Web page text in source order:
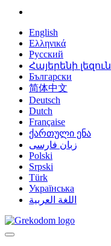
English
Ελληνικά
Русский
Հայերենի լեզուն
Български
简体中文
Deutsch
Dutch
Française
ქართული ენა
زبان فارسی
Polski
Srpski
Türk
Українська
اللغة العربية